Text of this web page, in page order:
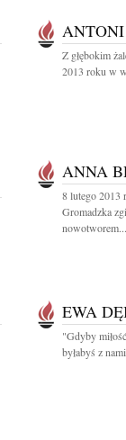
Z głębokim
2013 roku w
ANNA
8 lutego 2013
Gromadzka
EWA
"Gdyby
byłabyś z